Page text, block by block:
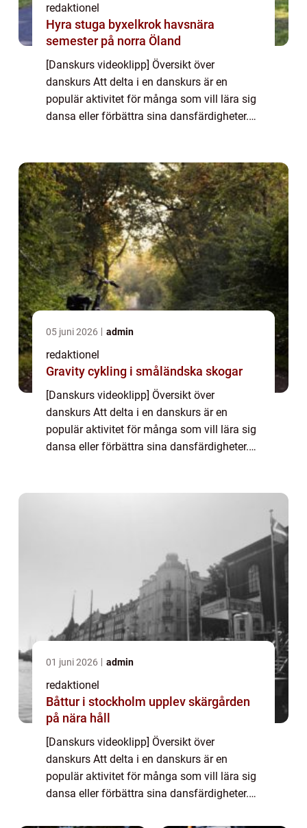
redaktionel
Hyra stuga byxelkrok havsnära
semester på norra Öland
[Danskurs videoklipp] Översikt över
danskurs Att delta i en danskurs är en
populär aktivitet för många som vill lära sig
dansa eller förbättra sina dansfärdigheter.
andra orga...
05 juni 2026 admin
redaktionel
Gravity cykling i småländska skogar
[Danskurs videoklipp] Översikt över
danskurs Att delta i en danskurs är en
populär aktivitet för många som vill lära sig
dansa eller förbättra sina dansfärdigheter.
01 juni 2026 admin
redaktionel
Båttur i stockholm upplev skärgården
på nära håll
[Danskurs videoklipp] Översikt över
danskurs Att delta i en danskurs är en
populär aktivitet för många som vill lära sig
dansa eller förbättra sina dansfärdigheter.